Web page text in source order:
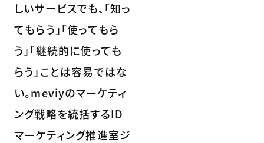
しいサービスでも、「知っ
てもらう」「使ってもら
う」「継続的に使っても
らう」ことは容易ではな
い。meviyのマーケティ
ング戦略を統括するID
マーケティング推進室ジ